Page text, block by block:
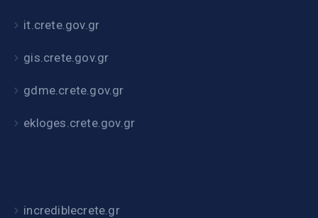
it.crete.gov.gr
gis.crete.gov.gr
gdme.crete.gov.gr
ekloges.crete.gov.gr
incrediblecrete.gr